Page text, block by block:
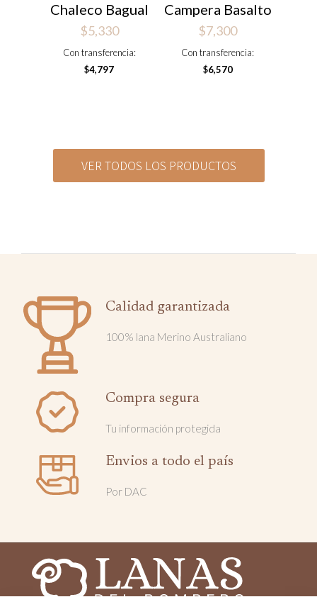
Chaleco Bagual
$5,330
Con transferencia:
$4,797
Campera Basalto
$7,300
Con transferencia:
$6,570
VER TODOS LOS PRODUCTOS
Calidad garantizada
100% lana Merino Australiano
Compra segura
Tu información protegida
Envios a todo el país
Por DAC